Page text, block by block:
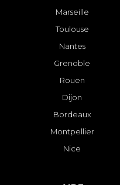
Marseille
Toulouse
Nantes
Grenoble
Rouen
Dijon
Bordeaux
Montpellier
Nice